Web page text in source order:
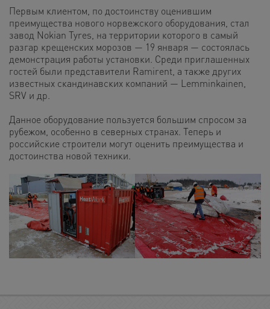
Первым клиентом, по достоинству оценившим
преимущества нового норвежского оборудования, стал
завод Nokian Tyres, на территории которого в самый
разгар крещенских морозов — 19 января — состоялась
демонстрация работы установки. Среди приглашенных
гостей были представители Ramirent, а также других
известных скандинавских компаний — Lemminkainen,
SRV и др.
Данное оборудование пользуется большим спросом за
рубежом, особенно в северных странах. Теперь и
российские строители могут оценить преимущества и
достоинства новой техники.